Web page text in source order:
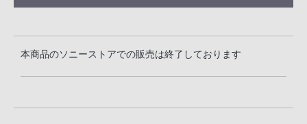
本商品のソニーストアでの販売は終了しております